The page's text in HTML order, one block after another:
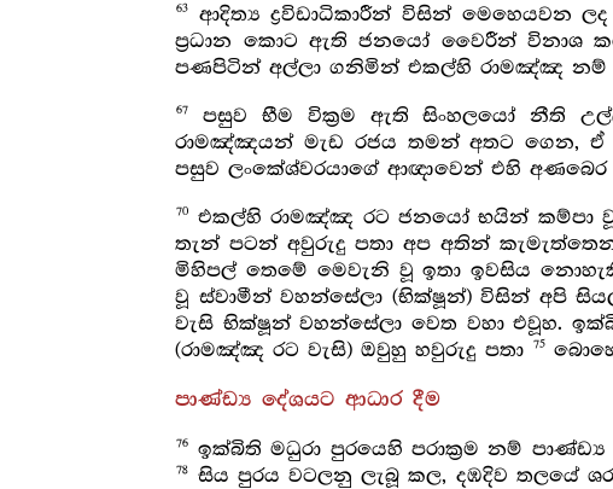
63 ආදිත්‍ය ද්‍රවිඩාධිකාරීන් විසින් මෙහෙයවන
ප්‍රධාන කොට ඇති ජනයෝ වෛරීන් විනාශ
පණපිටින් අල්ලා ගනිමින් එකල්හි රාමඤ්ඤ නම්
67 පසුව භීම වික්‍රම ඇති සිංහලයෝ නීති
රාමඤ්ඤයන් මැඩ රජය තමන් අතට ගෙන,
පසුව ලංකේශ්වරයාගේ ආඥාවෙන් එහි අණබෙර
70 එකල්හි රාමඤ්ඤ රට ජනයෝ භයින් කම්පා
තැන් පටන් අවුරුදු පතා අප අතින්
මිහිපල් තෙමේ මෙවැනි වූ ඉතා ඉවසිය
වූ ස්වාමීන් වහන්සේලා (භික්ෂූන්) විසින් අපි
වැසි භික්ෂූන් වහන්සේලා වෙත වහා එවූහ.
(රාමඤ්ඤ රට වැසි) ඔවුහු හවුරුදු පතා
75
පාණ්ඩ්‍ය දේශයට ආධාර දීම
76 ඉක්බිති මධුරා පුරයෙහි පරාක්‍රම නම්
78 සිය පුරය වටලනු ලැබූ කල, දඹදිව තලයේ